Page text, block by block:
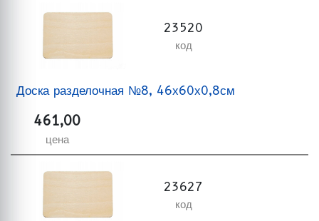
23520
код
Доска разделочная №8, 46х60х0,8см
461,00
цена
23627
код